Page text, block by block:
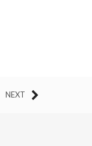
NEXT